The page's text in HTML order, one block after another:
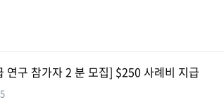
연구 참가자 2 분 모집] $250 사례비 지급